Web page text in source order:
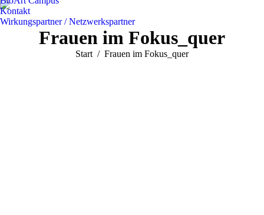
Kontakt
Wirkungspartner / Netzwerkspartner
Frauen im Fokus_quer
Sie befinden sich hier:
Start Frauen im Fokus_quer